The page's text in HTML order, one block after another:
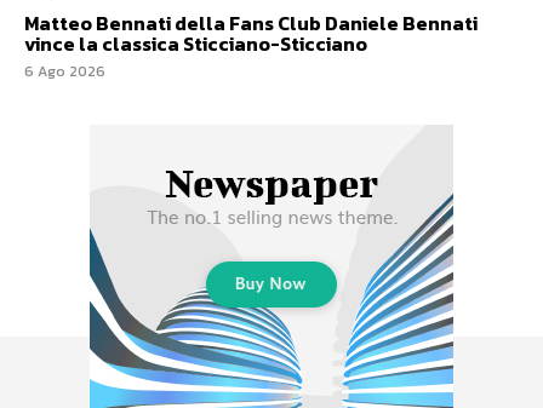
Matteo Bennati della Fans Club Daniele Bennati
vince la classica Sticciano-Sticciano
6 Ago 2026